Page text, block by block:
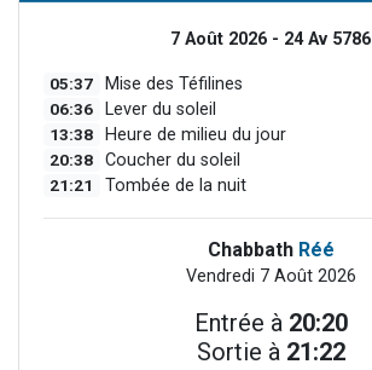
7 Août 2026 - 24 Av 5786
05:37 Mise des Téfilines
06:36 Lever du soleil
13:38 Heure de milieu du jour
20:38 Coucher du soleil
21:21 Tombée de la nuit
Chabbath Réé
Vendredi 7 Août 2026
Entrée à 20:20
Sortie à 21:22